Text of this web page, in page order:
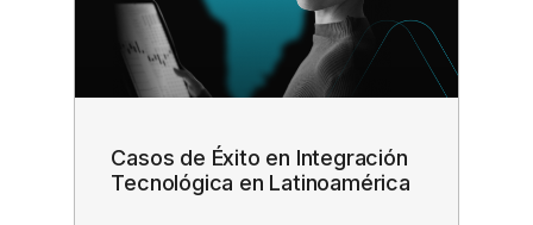
Casos de Éxito en Integración
Tecnológica en Latinoamérica